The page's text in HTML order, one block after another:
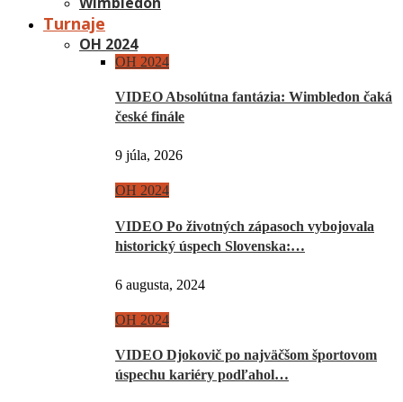
Turnaje
OH 2024
OH 2024
VIDEO Absolútna fantázia: Wimbledon čaká
české finále
9 júla, 2026
OH 2024
VIDEO Po životných zápasoch vybojovala
historický úspech Slovenska:…
6 augusta, 2024
OH 2024
VIDEO Djokovič po najväčšom športovom
úspechu kariéry podľahol…